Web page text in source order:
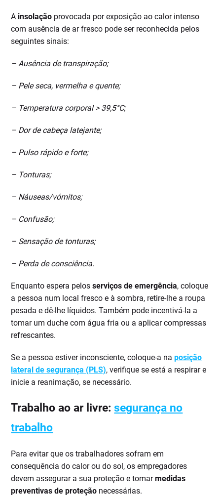
A insolação provocada por exposição ao calor intenso
com ausência de ar fresco pode ser reconhecida pelos
seguintes sinais:
– Ausência de transpiração;
– Pele seca, vermelha e quente;
– Temperatura corporal > 39,5°C;
– Dor de cabeça latejante;
– Pulso rápido e forte;
– Tonturas;
– Náuseas/vómitos;
– Confusão;
– Sensação de tonturas;
– Perda de consciência.
Enquanto espera pelosserviços de emergência, coloque
a pessoa num local fresco e à sombra, retire-lhe a roupa
pesada e dê-lhe líquidos. Também pode incentivá-la a
tomar um duche com água fria ou a aplicar compressas
refrescantes.
Se a pessoa estiver inconsciente, coloque-a naposição
lateral de segurança (PLS), verifique se está a respirar e
inicie a reanimação, se necessário.
Trabalho ao ar livre:segurança no
trabalho
Para evitar que os trabalhadores sofram em
consequência do calor ou do sol, os empregadores
devem assegurar a sua proteção e tomarmedidas
preventivas de proteção necessárias.